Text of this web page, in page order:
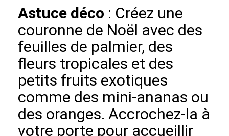
Astuce déco : Créez une
couronne de Noël avec des
feuilles de palmier, des
fleurs tropicales et des
petits fruits exotiques
comme des mini-ananas ou
des oranges. Accrochez-la à
votre porte pour accueillir